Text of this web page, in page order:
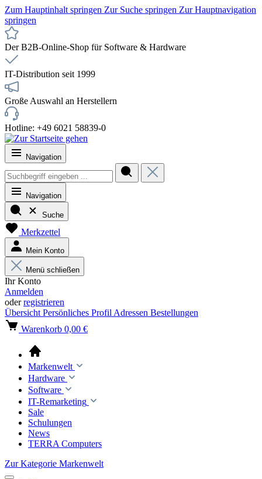
Zum Hauptinhalt springen Zur Suche springen Zur Hauptnavigation
springen
Der B2B-Online-Shop für Software & Hardware
IT-Distribution seit 1999
Große Auswahl an Herstellern
Hotline: +49 6021 58839-0
Navigation
Navigation
Suche
Merkzettel
Mein Konto
Menü schließen
Ihr Konto
Anmelden
oderregistrieren
Übersicht Persönliches Profil Adressen Bestellungen
Warenkorb 0,00 €
Markenwelt
Hardware
Software
IT-Remarketing
Sale
Schulungen
News
TERRA Computers
Zur Kategorie Markenwelt